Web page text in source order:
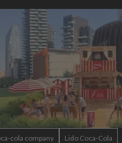
cola company Lido Coca-Cola